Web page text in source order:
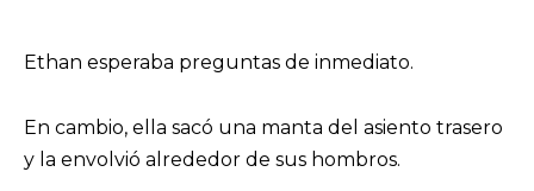
Ethan esperaba preguntas de inmediato.
En cambio, ella sacó una manta del asiento trasero
y la envolvió alrededor de sus hombros.